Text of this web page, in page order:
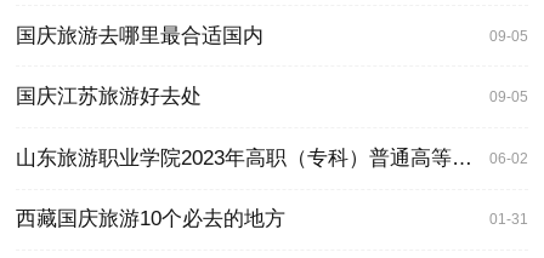
国庆旅游去哪里最合适国内 09-05
国庆江苏旅游好去处 09-05
山东旅游职业学院2023年高职（专科）普通高等教育招生章程 06-02
西藏国庆旅游10个必去的地方 01-31